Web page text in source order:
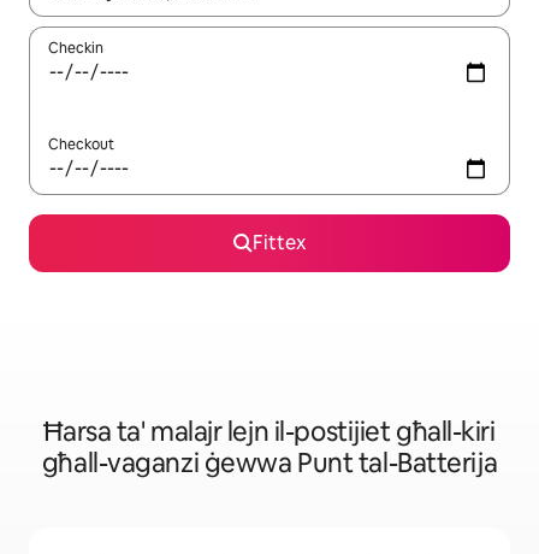
Checkin
Checkout
Fittex
Ħarsa ta' malajr lejn il-postijiet għall-kiri
għall-vaganzi ġewwa Punt tal-Batterija